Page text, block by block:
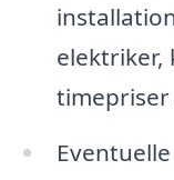
elektriker,